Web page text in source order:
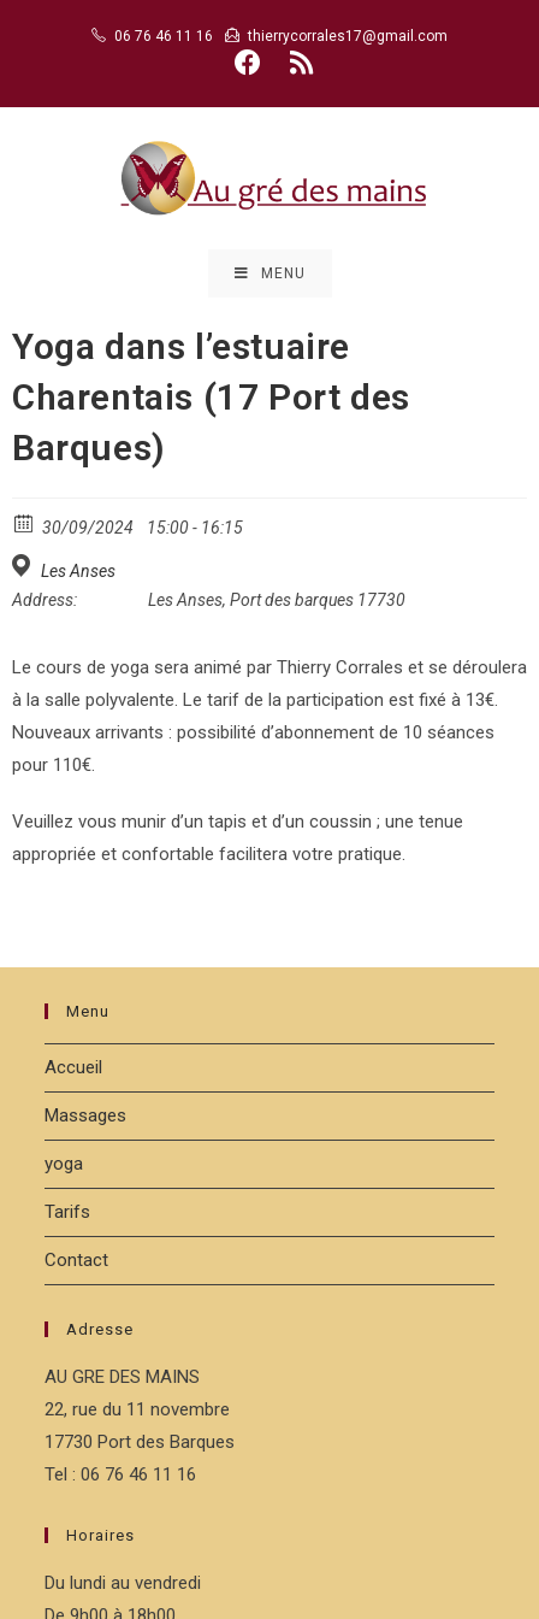
06 76 46 11 16 thierrycorrales17@gmail.com
MENU
Yoga dans l’estuaire
Charentais (17 Port des
Barques)
30/09/2024 15:00 - 16:15
Les Anses
Address:
Les Anses, Port des barques 17730
Le cours de yoga sera animé par Thierry Corrales et se déroulera
à la salle polyvalente. Le tarif de la participation est fixé à 13€.
Nouveaux arrivants : possibilité d’abonnement de 10 séances
pour 110€.
Veuillez vous munir d’un tapis et d’un coussin ; une tenue
appropriée et confortable facilitera votre pratique.
Menu
Accueil
Massages
yoga
Tarifs
Contact
Adresse
AU GRE DES MAINS
22, rue du 11 novembre
17730 Port des Barques
Tel : 06 76 46 11 16
Horaires
Du lundi au vendredi